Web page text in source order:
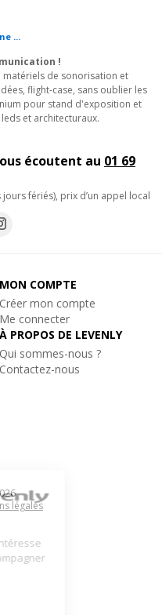
chaque élément, par
nombreux, notamment
entreprises qui gèrent
de Sixty82 est également
la structure. Il permet
aux
smartphone. Le code QR
de vérification de sécurité
RFID
390mm
AW 6082-T6
conique et clavette
structure de section 290
sous quelques jours
au panier
L050
...
!
de sonorisation et
flight-case, sans oublier les
pour stand d'exposition et
et architecturaux.
écoutent au 01 69
fériés), prix d’un appel local
MON COMPTE
Créer mon compte
Me connecter
À PROPOS DE LEVENLY
Qui sommes-nous ?
Contactez-nous
légales